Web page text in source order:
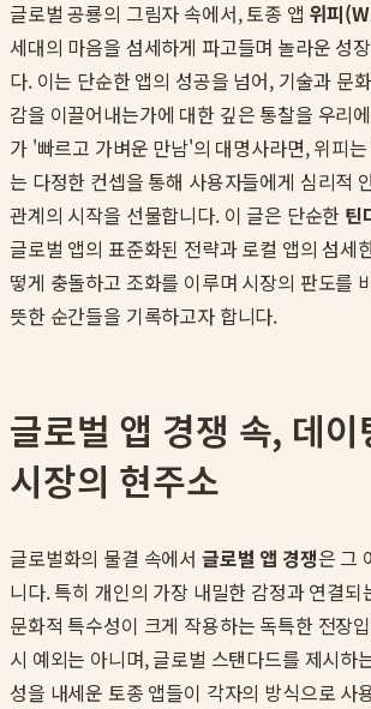
글로벌 공룡의 그림자 속에서, 토종 앱 위피
세대의 마음을 섬세하게 파고들며 놀라운 성
다. 이는 단순한 앱의 성공을 넘어, 기술과 문
감을 이끌어내는가에 대한 깊은 통찰을 우리
가 '빠르고 가벼운 만남'의 대명사라면, 위피
는 다정한 컨셉을 통해 사용자들에게 심리적
관계의 시작을 선물합니다. 이 글은 단순한 틴
글로벌 앱의 표준화된 전략과 로컬 앱의 섬세
떻게 충돌하고 조화를 이루며 시장의 판도를
뜻한 순간들을 기록하고자 합니다.
글로벌 앱 경쟁 속, 데
시장의 현주소
글로벌화의 물결 속에서 글로벌 앱 경쟁은 그
니다. 특히 개인의 가장 내밀한 감정과 연결되
문화적 특수성이 크게 작용하는 독특한 전장
시 예외는 아니며, 글로벌 스탠다드를 제시하
성을 내세운 토종 앱들이 각자의 방식으로 사